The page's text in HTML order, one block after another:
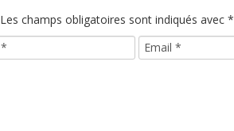
Les champs obligatoires sont indiqués avec *